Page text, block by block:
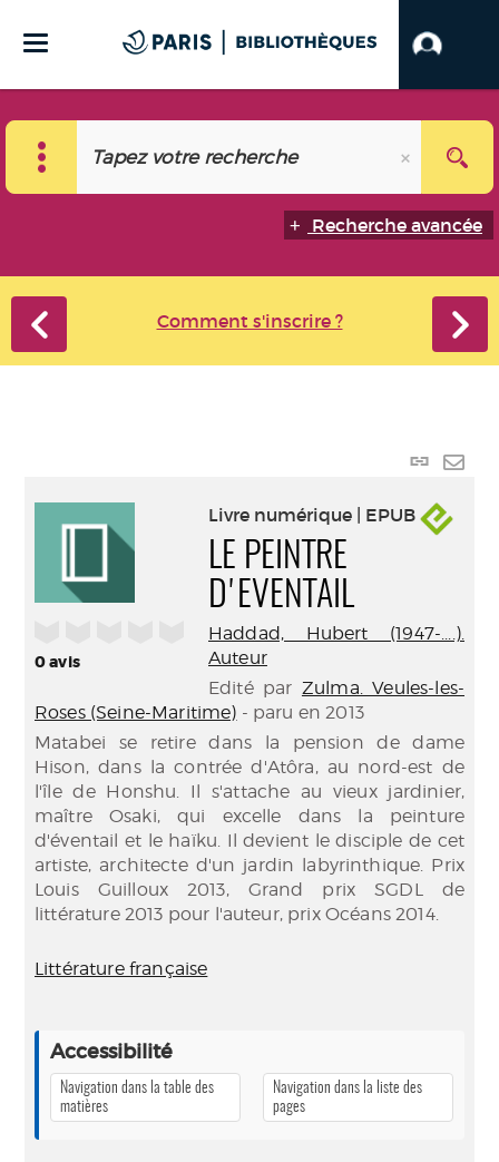
Recherche avancée
Comment s'inscrire ?
Lien
0avis
Livre numérique | EPUB
LE PEINTRE
D'EVENTAIL
Haddad, Hubert (1947-....).
Auteur
Edité par Zulma. Veules-les-
Roses (Seine-Maritime) - paru en 2013
Matabei se retire dans la pension de dame
Hison, dans la contrée d'Atôra, au nord-est de
l'île de Honshu. Il s'attache au vieux jardinier,
maître Osaki, qui excelle dans la peinture
d'éventail et le haïku. Il devient le disciple de cet
artiste, architecte d'un jardin labyrinthique. Prix
Louis Guilloux 2013, Grand prix SGDL de
littérature 2013 pour l'auteur, prix Océans 2014.
Littérature française
Accessibilité
Navigation dans la table des
matières
Navigation dans la liste des
pages